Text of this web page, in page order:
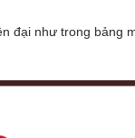
đại như trong bảng